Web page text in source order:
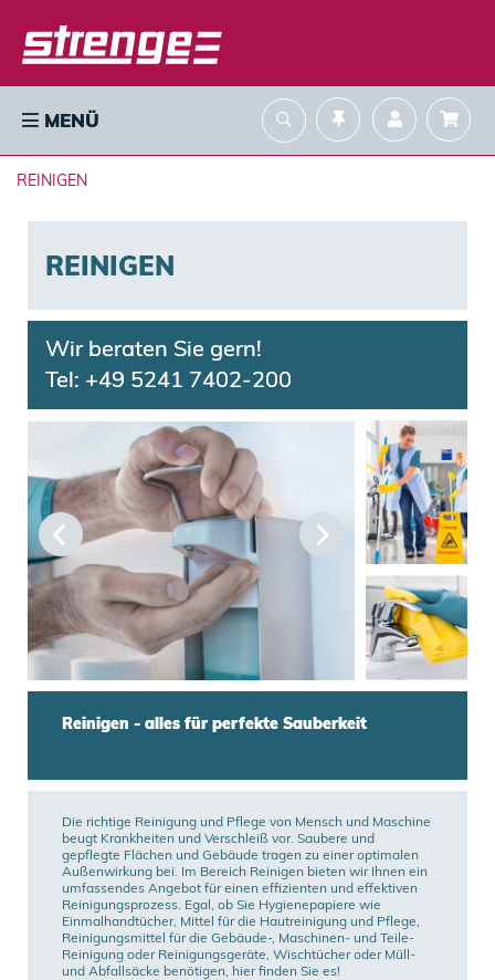
MENÜ
REINIGEN
REINIGEN
Wir beraten Sie gern!
Tel: +49 5241 7402-200
Reinigen - alles für perfekte Sauberkeit
Die richtige Reinigung und Pflege von Mensch und Maschine
beugt Krankheiten und Verschleiß vor. Saubere und
gepflegte Flächen und Gebäude tragen zu einer optimalen
Außenwirkung bei. Im Bereich Reinigen bieten wir Ihnen ein
umfassendes Angebot für einen effizienten und effektiven
Reinigungsprozess. Egal, ob Sie Hygienepapiere wie
Einmalhandtücher, Mittel für die Hautreinigung und Pflege,
Reinigungsmittel für die Gebäude-, Maschinen- und Teile-
Reinigung oder Reinigungsgeräte, Wischtücher oder Müll-
und Abfallsäcke benötigen, hier finden Sie es!